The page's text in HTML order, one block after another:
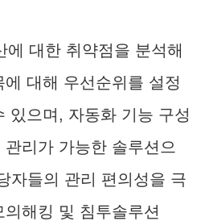
에 대한 취약점을 분석해
대해 우선순위를 설정
있으며, 자동화 기능 구성
리가 가능한 솔루션으
자들의 관리 편의성을 극
해킹 및 침투솔루션